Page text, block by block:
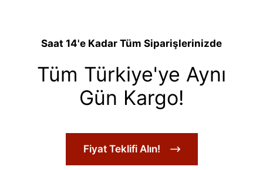
Saat 14'e Kadar Tüm Siparişlerinizde
Tüm Türkiye'ye Aynı
Gün Kargo!
Fiyat Teklifi Alın!